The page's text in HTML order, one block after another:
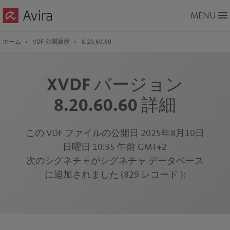
to
Content
MENU
ホーム VDF 公開履歴 8.20.60.60
XVDF バージョン
8.20.60.60 詳細
この VDF ファイルの公開日 2025年8月10日
日曜日 10:35 午前 GMT+2
次のシグネチャがシグネチャ データベース
に追加されました (829 レコード ):